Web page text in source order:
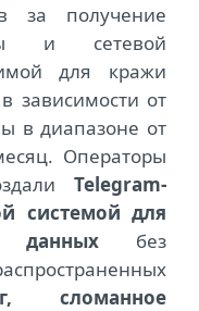
за получение
и сетевой
для кражи
зависимости от
в диапазоне от
Операторы
Telegram-
системой для
данныхбез
сломанное